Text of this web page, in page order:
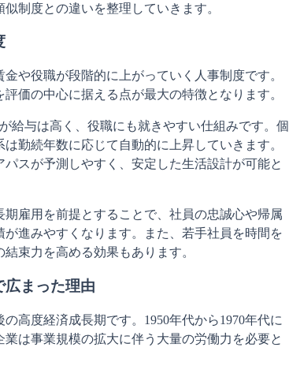
制度との違いを整理していきます。
や役職が段階的に上がっていく人事制度です。
価の中心に据える点が最大の特徴となります。
給与は高く、役職にも就きやすい仕組みです。個
勤続年数に応じて自動的に上昇していきます。
スが予測しやすく、安定した生活設計が可能と
雇用を前提とすることで、社員の忠誠心や帰属
進みやすくなります。また、若手社員を時間を
束力を高める効果もあります。
広まった理由
高度経済成長期です。1950年代から1970年代に
は事業規模の拡大に伴う大量の労働力を必要と